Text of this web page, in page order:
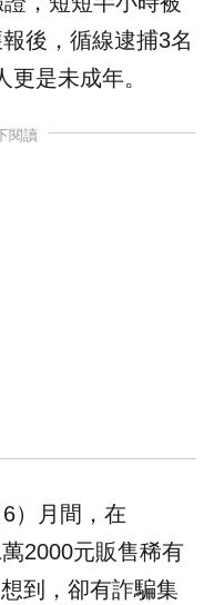
後，循線逮捕3名
是未成年。
閱讀
）月間，在
2000元販售稀有
到，卻有詐騙集